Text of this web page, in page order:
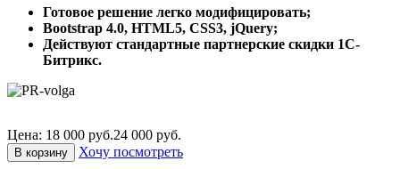
Готовое решение легко модифицировать;
Bootstrap 4.0, HTML5, CSS3, jQuery;
Действуют стандартные партнерские скидки 1С-
Битрикс.
Цена: 18 000 руб.24 000 руб.
В корзину Хочу посмотреть